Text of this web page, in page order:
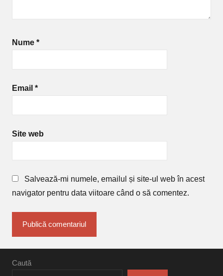
Nume *
Email *
Site web
Salvează-mi numele, emailul și site-ul web în acest
navigator pentru data viitoare când o să comentez.
Caută